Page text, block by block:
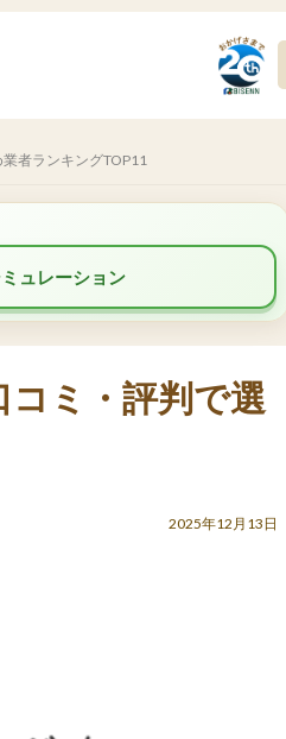
者ランキングTOP11
ュレーション
ミ・評判で選
2025年12月13日